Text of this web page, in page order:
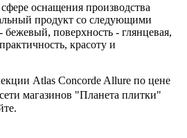
оснащения производства
продукт со следующими
бежевый, поверхность - глянцевая,
красоту и
Atlas Concorde Allure по цене
магазинов "Планета плитки"